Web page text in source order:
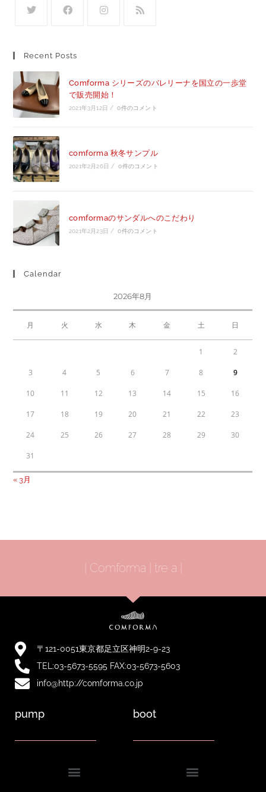
Recent Posts
Comforma シリーズのバレリーナを国立の一歩堂
で販売開始！
2021年3月12日 / 0件のコメント
comforma 秋冬サンプル
2021年2月26日 / 0件のコメント
comformaのサンダルへのこだわり
2021年2月23日 / 0件のコメント
Calendar
2026年8月
月 火 水 木 金 土 日
1 2
3 4 5 6 7 8 9
10 11 12 13 14 15 16
17 18 19 20 21 22 23
24 25 26 27 28 29 30
31
« 3月
| Comforma | tre a |
〒121-0051東京都足立区神明2-9-23
TEL:03-5673-5595 FAX:03-5673-5603
info@http://comforma.co.jp
pump boot